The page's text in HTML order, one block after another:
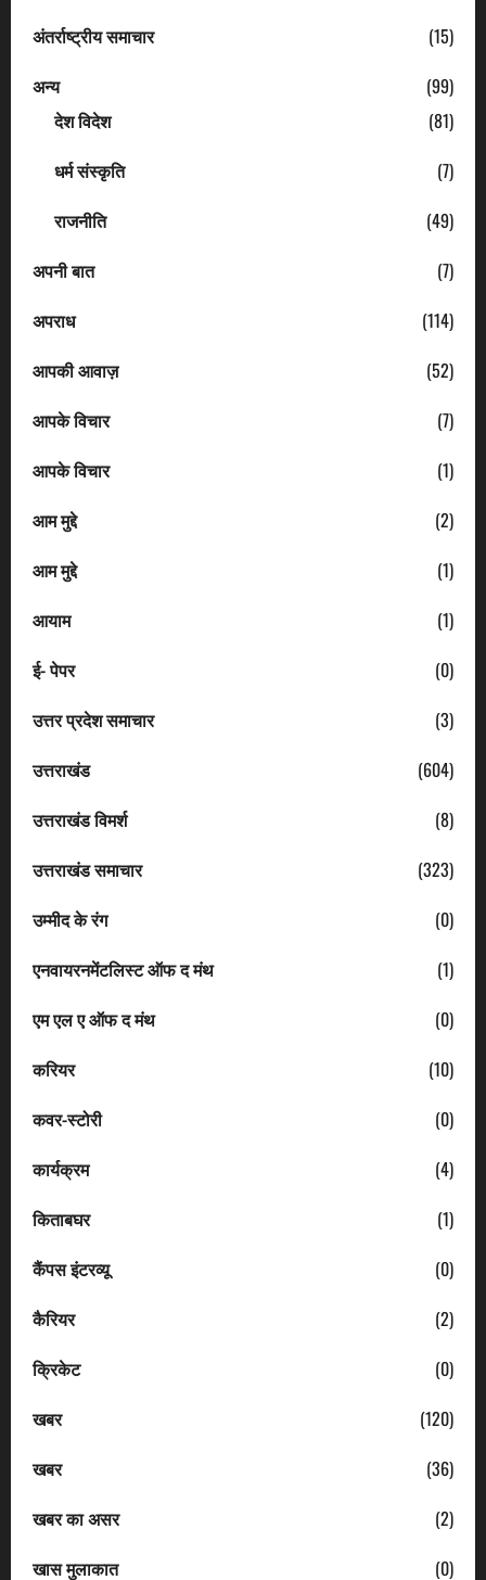
अंतर्राष्ट्रीय समाचार
(15)
अन्य
(99)
देश विदेश
(81)
धर्म संस्कृति
(7)
राजनीति
(49)
अपनी बात
(7)
अपराध
(114)
आपकी आवाज़
(52)
आपके विचार
(7)
आपके विचार
(1)
आम मुद्दे
(2)
आम मुद्दे
(1)
आयाम
(1)
ई- पेपर
(0)
उत्तर प्रदेश समाचार
(3)
उत्तराखंड
(604)
उत्तराखंड विमर्श
(8)
उत्तराखंड समाचार
(323)
उम्मीद के रंग
(0)
एनवायरनमेंटलिस्ट ऑफ द मंथ
(1)
एम एल ए ऑफ द मंथ
(0)
करियर
(10)
कवर-स्टोरी
(0)
कार्यक्रम
(4)
किताबघर
(1)
कैंपस इंटरव्यू
(0)
कैरियर
(2)
क्रिकेट
(0)
खबर
(120)
खबर
(36)
खबर का असर
(2)
खास मुलाकात
(0)